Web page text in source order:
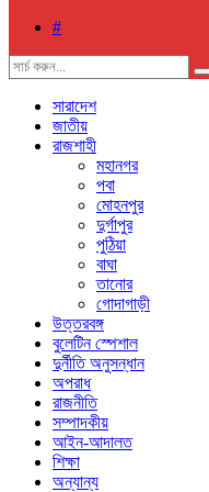
#
সারাদেশ
জাতীয়
রাজশাহী
মহানগর
পবা
মোহনপুর
দুর্গাপুর
পুঠিয়া
বাঘা
তানোর
গোদাগাড়ী
উত্তরবঙ্গ
বুলেটিন স্পেশাল
দুর্নীতি অনুসন্ধান
অপরাধ
রাজনীতি
সম্পাদকীয়
আইন-আদালত
শিক্ষা
অন্যান্য